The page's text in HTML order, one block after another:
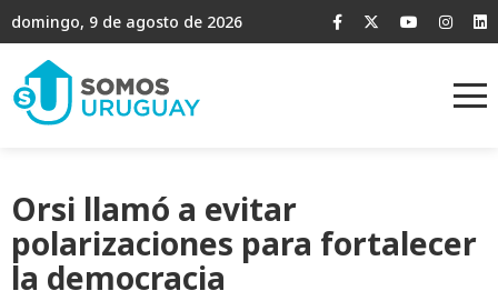
domingo, 9 de agosto de 2026
Orsi llamó a evitar
polarizaciones para fortalecer
la democracia